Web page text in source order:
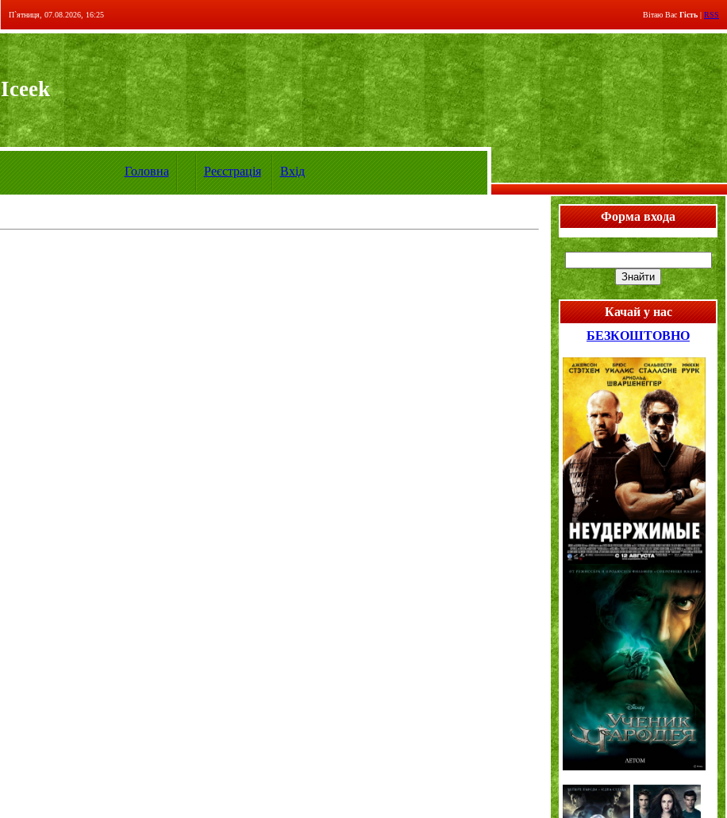
П`ятниця, 07.08.2026, 16:25 Вітаю Вас Гість | RSS
Iceek
Головна Реєстрація Вхід
Форма входа
Качай у нас
БЕЗКОШТОВНО